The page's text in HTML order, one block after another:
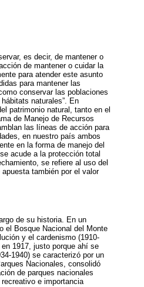
es decir, de mantener o
de mantener o cuidar la
para atender este asunto
para mantener las
conservar las poblaciones
naturales”. En
patrimonio natural, tanto en el
de Manejo de Recursos
las líneas de acción para
en nuestro país ambos
en la forma de manejo del
acude a la protección total
se refiere al uso del
también por el valor
de su historia. En un
el Bosque Nacional del Monte
y el cardenismo (1910-
1917, justo porque ahí se
1940) se caracterizó por un
Nacionales, consolidó
de parques nacionales
e importancia